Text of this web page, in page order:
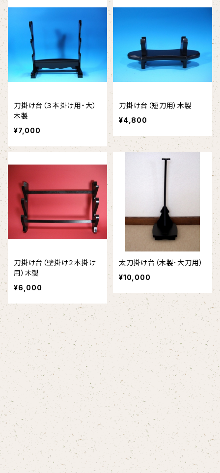
お手入れ道具
刀掛け台（３本掛け用・大）
木製
¥7,000
刀掛け台（短刀用）木製
¥4,800
刀掛け台（壁掛け２本掛け
用）木製
¥6,000
太刀掛け台（木製･大刀用）
¥10,000